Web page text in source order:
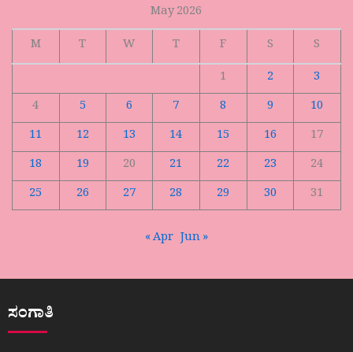
May 2026
M
T W T F S
S
1
2
3
4
5 6 7 8 9
10
11
12 13 14 15 16
17
18
19 20 21 22 23
24
25
26 27 28 29 30 31
« Apr Jun »
ಸಂಗಾತಿ